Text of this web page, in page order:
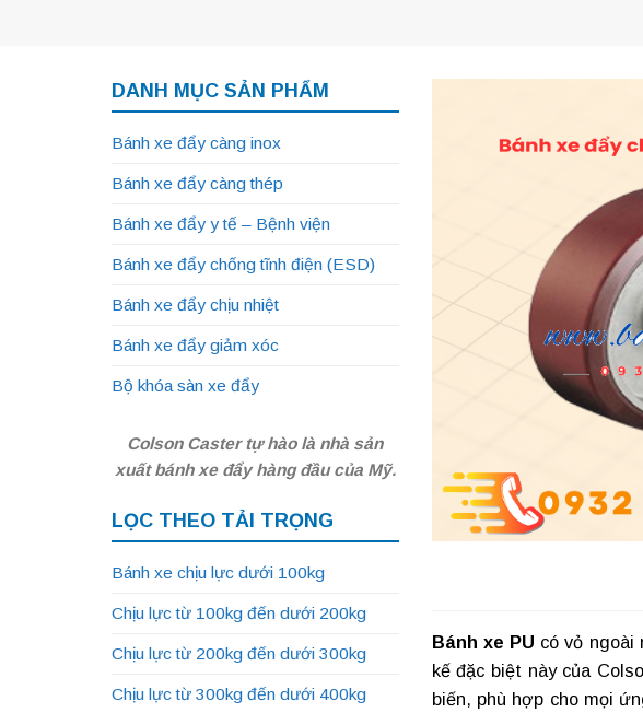
DANH MỤC SẢN PHẨM
Bánh xe đẩy càng inox
Bánh xe đẩy càng thép
Bánh xe đẩy y tế – Bệnh viện
Bánh xe đẩy chống tĩnh điện (ESD)
Bánh xe đẩy chịu nhiệt
Bánh xe đẩy giảm xóc
Bộ khóa sàn xe đẩy
Colson Caster tự hào là nhà sản
xuất bánh xe đẩy hàng đầu của Mỹ.
LỌC THEO TẢI TRỌNG
Bánh xe chịu lực dưới 100kg
Chịu lực từ 100kg đến dưới 200kg
Chịu lực từ 200kg đến dưới 300kg
Chịu lực từ 300kg đến dưới 400kg
Bánh xe PU có vỏ ngoài
kế đặc biệt này của
biến, phù hợp cho mọi